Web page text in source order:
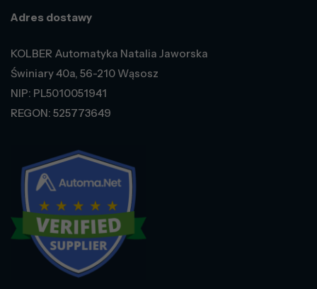
Adres dostawy
KOLBER Automatyka Natalia Jaworska
Świniary 40a, 56-210 Wąsosz
NIP: PL5010051941
REGON: 525773649